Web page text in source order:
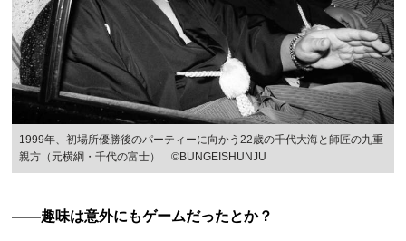
1999年、初場所優勝後のパーティーに向かう22歳の千代大海と師匠の九重
親方（元横綱・千代の富士） ©BUNGEISHUNJU
――趣味は意外にもゲームだったとか？